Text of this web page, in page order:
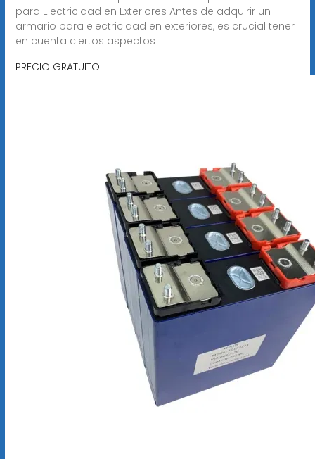
para Electricidad en Exteriores Antes de adquirir un
armario para electricidad en exteriores, es crucial tener
en cuenta ciertos aspectos
PRECIO GRATUITO